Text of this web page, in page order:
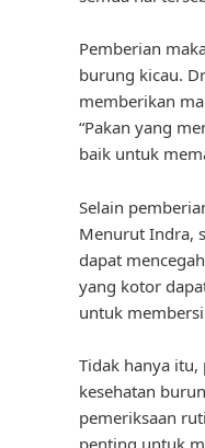
Pemberian
burung kicau.
memberikan
“Pakan yang
baik untuk
Selain
Menurut Indra,
dapat
yang kotor
untuk
Tidak hanya
kesehatan
pemeriksaan